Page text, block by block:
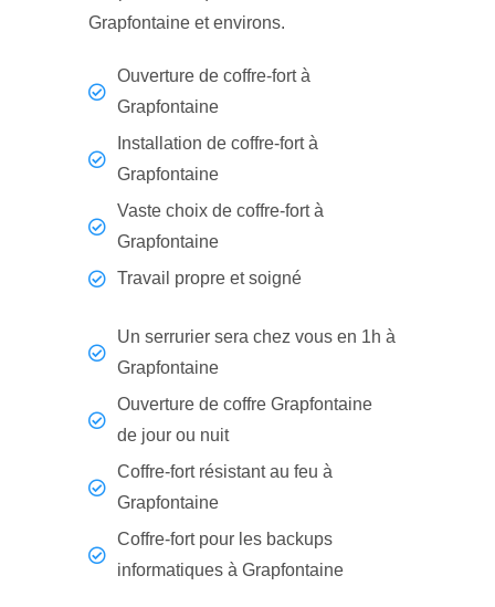
Grapfontaine et environs.
Ouverture de coffre-fort à
Grapfontaine
Installation de coffre-fort à
Grapfontaine
Vaste choix de coffre-fort à
Grapfontaine
Travail propre et soigné
Un serrurier sera chez vous en 1h à
Grapfontaine
Ouverture de coffre Grapfontaine
de jour ou nuit
Coffre-fort résistant au feu à
Grapfontaine
Coffre-fort pour les backups
informatiques à Grapfontaine